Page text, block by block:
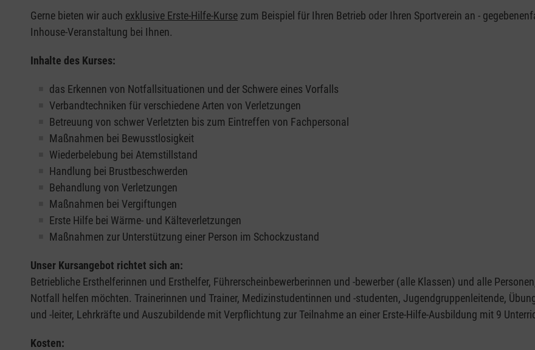
Gerne bieten wir auch exklusive Erste-Hilfe-Kurse zum Beispiel für Ihren Betrieb oder Ihren Sportverein an -
Inhouse-Veranstaltung bei Ihnen.
Inhalte des Kurses:
das Erkennen von Notfallsituationen und der Schwere eines Vorfalls
Verbandtechniken für verschiedene Arten von Verletzungen
Betreuung von schwer Verletzten bis zum Eintreffen von Fachpersonal
Maßnahmen bei Bewusstlosigkeit
Wiederbelebung bei Atemstillstand
Handlung bei Brustbeschwerden
Behandlung von Verletzungen
Maßnahmen bei Vergiftungen
Erste Hilfe bei Wärme- und Kälteverletzungen
Maßnahmen zur Unterstützung einer Person im Schockzustand
Unser Kursangebot richtet sich an:
Betriebliche Ersthelferinnen und Ersthelfer, Führerscheinbewerberinnen und -bewerber (alle Klassen) und alle
Notfall helfen möchten. Trainerinnen und Trainer, Medizinstudentinnen und -studenten, Jugendgruppenleitende,
und -leiter, Lehrkräfte und Auszubildende mit Verpflichtung zur Teilnahme an einer Erste-Hilfe-Ausbildung mit 9
Kosten: